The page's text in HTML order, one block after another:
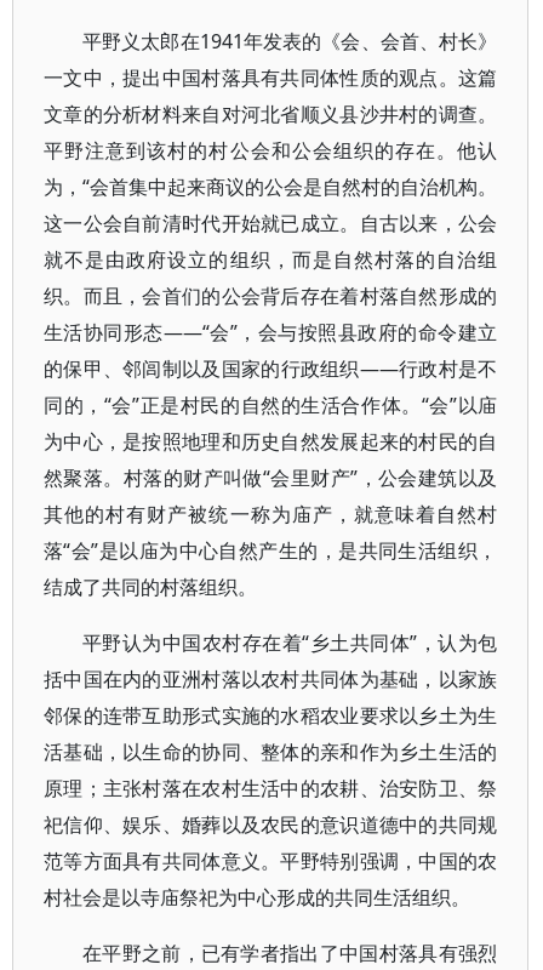
平野义太郎在1941年发表的《会、会首、村长》
一文中，提出中国村落具有共同体性质的观点。这篇
文章的分析材料来自对河北省顺义县沙井村的调查。
平野注意到该村的村公会和公会组织的存在。他认
为，“会首集中起来商议的公会是自然村的自治机构。
这一公会自前清时代开始就已成立。自古以来，公会
就不是由政府设立的组织，而是自然村落的自治组
织。而且，会首们的公会背后存在着村落自然形成的
生活协同形态——“会”，会与按照县政府的命令建立
的保甲、邻闾制以及国家的行政组织——行政村是不
同的，“会”正是村民的自然的生活合作体。“会”以庙
为中心，是按照地理和历史自然发展起来的村民的自
然聚落。村落的财产叫做“会里财产”，公会建筑以及
其他的村有财产被统一称为庙产，就意味着自然村
落“会”是以庙为中心自然产生的，是共同生活组织，
结成了共同的村落组织。
平野认为中国农村存在着“乡土共同体”，认为包
括中国在内的亚洲村落以农村共同体为基础，以家族
邻保的连带互助形式实施的水稻农业要求以乡土为生
活基础，以生命的协同、整体的亲和作为乡土生活的
原理；主张村落在农村生活中的农耕、治安防卫、祭
祀信仰、娱乐、婚葬以及农民的意识道德中的共同规
范等方面具有共同体意义。平野特别强调，中国的农
村社会是以寺庙祭祀为中心形成的共同生活组织。
在平野之前，已有学者指出了中国村落具有强烈